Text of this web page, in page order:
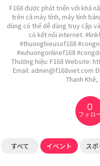
F168 được phát triển với khả
trên cả máy tính, máy tính
dùng có thể dễ dàng truy cập
có kết nối internet.
#thuonghieusof168
#xuhuongonlinef168
Thương hiệu: F168 Website:
Email: admin@f168viet.com
Thanh
0
フォロ
すべて イベント スポ